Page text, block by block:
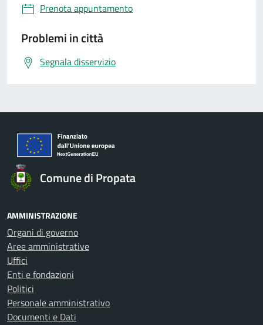
Prenota appuntamento
Problemi in città
Segnala disservizio
Comune di Propata
AMMINISTRAZIONE
Organi di governo
Aree amministrative
Uffici
Enti e fondazioni
Politici
Personale amministrativo
Documenti e Dati